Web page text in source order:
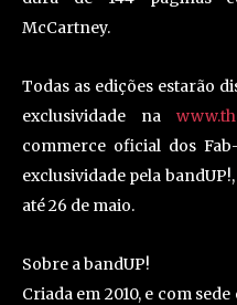
McCartney.
Todas as edições estarão
exclusividade na
commerce oficial dos
exclusividade pela
até 26 de maio.
Sobre a bandUP!
Criada em 2010, e com